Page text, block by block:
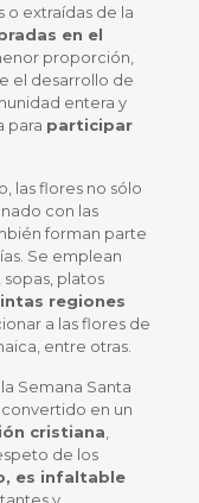
o extraídas de la
en el
proporción,
el desarrollo de
entera y
para participar
las flores no sólo
con las
forman parte
Se emplean
platos
regiones
a las flores de
entre otras.
Semana Santa
en un
cristiana
de los
es infaltable